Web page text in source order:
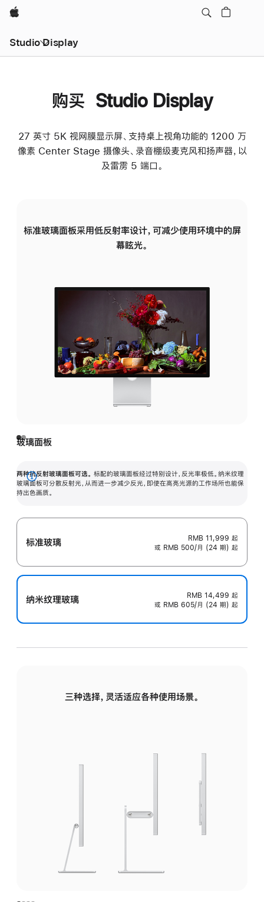
Apple
Studio Display
购买 Studio Display
27 英寸 5K 视网膜显示屏、支持桌上视角功能的 1200 万
像素 Center Stage 摄像头、录音棚级麦克风和扬声器，以
及雷雳 5 端口。
标准玻璃面板采用低反射率设计，可减少使用环境中的屏
幕眩光。
玻璃面板
两种抗反射玻璃面板可选。 标配的玻璃面板经过特别设计，反光率极低。纳米纹理
玻璃面板可分散反射光，从而进一步减少反光，即使在高亮光源的工作场所也能保
持出色画质。
展
开
标准玻璃 RMB 11,999 起
或 RMB 500/月 (24 期) 起
纳米纹理玻璃 RMB 14,499 起
或 RMB 605/月 (24 期) 起
三种选择，灵活适应各种使用场景。